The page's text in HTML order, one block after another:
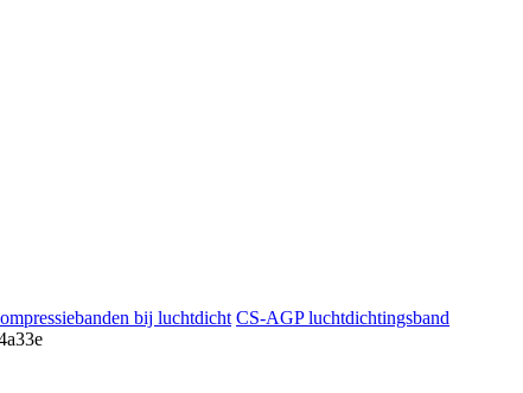
bij luchtdicht CS-AGP luchtdichtingsband